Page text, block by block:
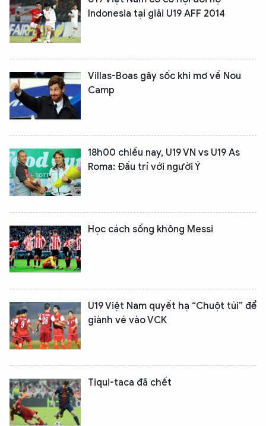
Indonesia tại giải U19 AFF 2014
Villas-Boas gây sốc khi mơ về Nou
Camp
18h00 chiều nay, U19 VN vs U19 As
Roma: Đấu trí với người Ý
Học cách sống không Messi
U19 Việt Nam quyết hạ “Chuột túi” để
giành vé vào VCK
Tiqui-taca đã chết